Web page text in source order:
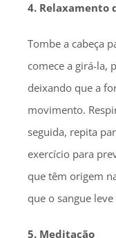
4. Relaxamento
Tombe a cabeça
comece a girá-la,
deixando que a
movimento.
seguida, repita
exercício para
que têm origem
que o sangue
5. Meditação